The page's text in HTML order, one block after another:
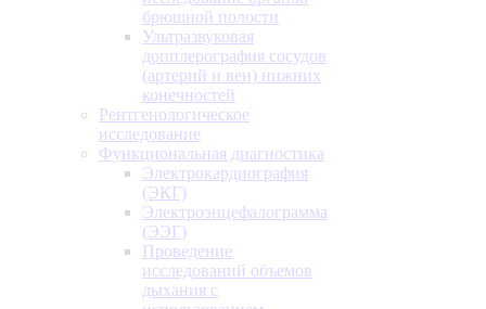
брюшной полости
Ультразвуковая
допплерография сосудов
(артерий и вен) нижних
конечностей
Рентгенологическое
исследование
Функциональная диагностика
Электрокардиография
(ЭКГ)
Электроэнцефалограмма
(ЭЭГ)
Проведение
исследований объемов
дыхания с